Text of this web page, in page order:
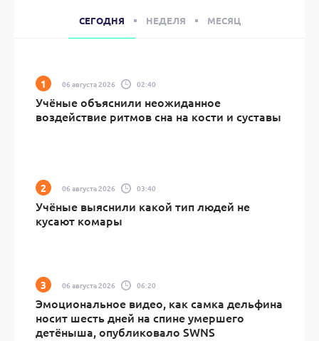
СЕГОДНЯ НЕДЕЛЯ МЕСЯЦ
06 августа 2026 02:40
Учёные объяснили неожиданное
воздействие ритмов сна на кости и суставы
06 августа 2026 03:40
Учёные выяснили какой тип людей не
кусают комары
06 августа 2026 06:20
Эмоциональное видео, как самка дельфина
носит шесть дней на спине умершего
детёныша, опубликовало SWNS